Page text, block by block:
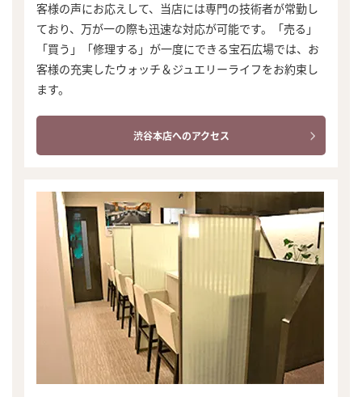
客様の声にお応えして、当店には専門の技術者が常勤し
ており、万が一の際も迅速な対応が可能です。「売る」
「買う」「修理する」が一度にできる宝石広場では、お
客様の充実したウォッチ＆ジュエリーライフをお約束し
ます。
渋谷本店へのアクセス